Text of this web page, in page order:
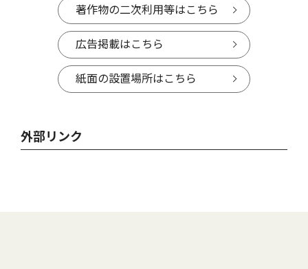
著作物の二次利用等はこちら
広告掲載はこちら
紙面の設置場所はこちら
外部リンク